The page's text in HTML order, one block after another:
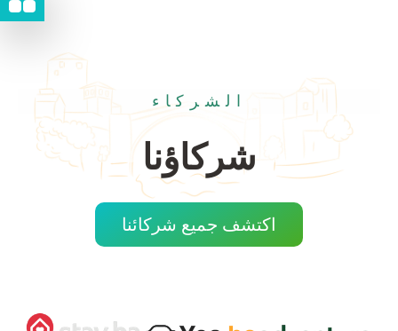
الشركاء
شركاؤنا
اكتشف جميع شركائنا